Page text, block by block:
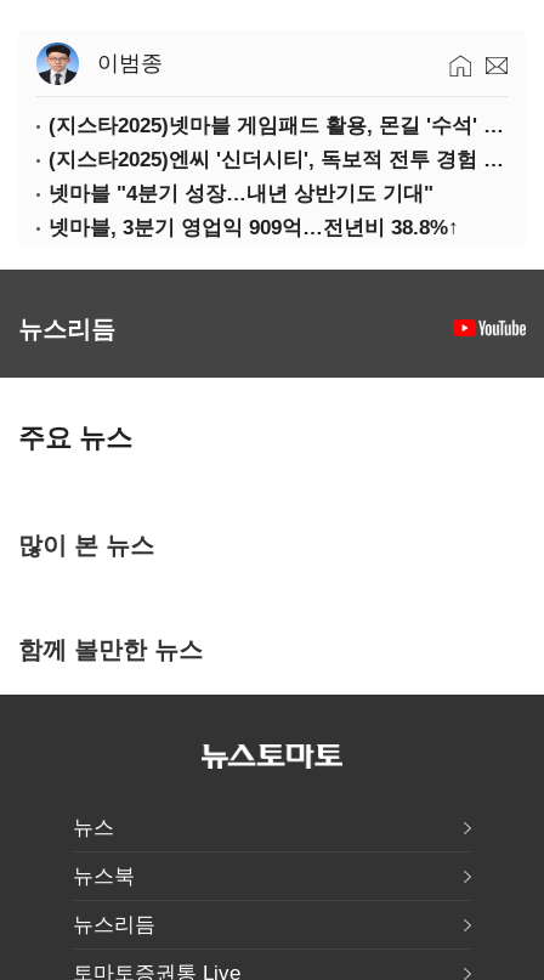
이범종
(지스타2025)넷마블 게임패드 활용, 몬길 '수석' 7대죄 '차석'
(지스타2025)엔씨 '신더시티', 독보적 전투 경험 필요
넷마블 "4분기 성장…내년 상반기도 기대"
넷마블, 3분기 영업익 909억…전년비 38.8%↑
뉴스리듬
주요 뉴스
많이 본 뉴스
함께 볼만한 뉴스
뉴스
뉴스북
뉴스리듬
토마토증권통 Live